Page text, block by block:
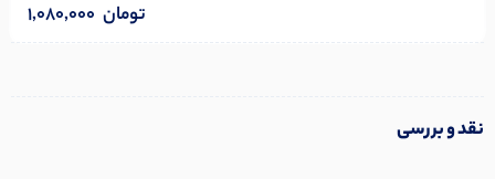
1,080,000 تومان
نقد و بررسی